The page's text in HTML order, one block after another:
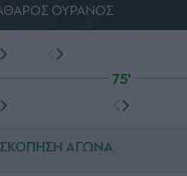
ΟΥΡΑΝΟΣ
75'
ΑΓΩΝΑ